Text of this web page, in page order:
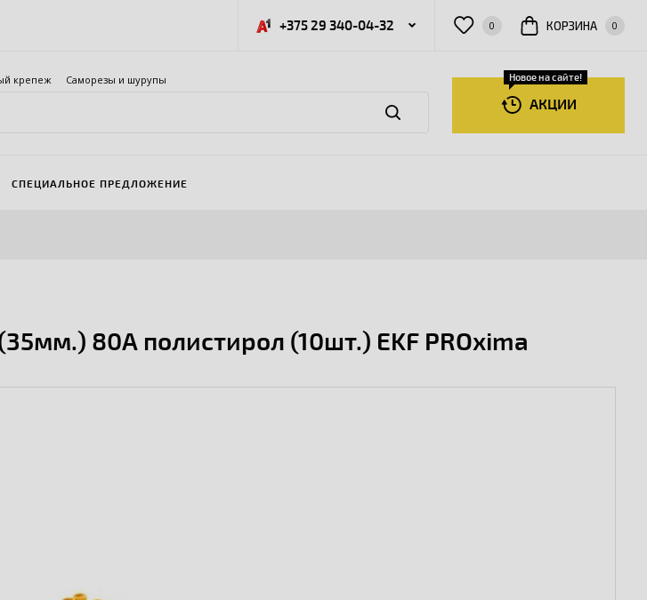
+375 29 340-04-32 0 КОРЗИНА 0
крепеж Саморезы и шурупы
АКЦИИ
Новое на сайте!
СПЕЦИАЛЬНОЕ ПРЕДЛОЖЕНИЕ
80А полистирол (10шт.) EKF PROxima